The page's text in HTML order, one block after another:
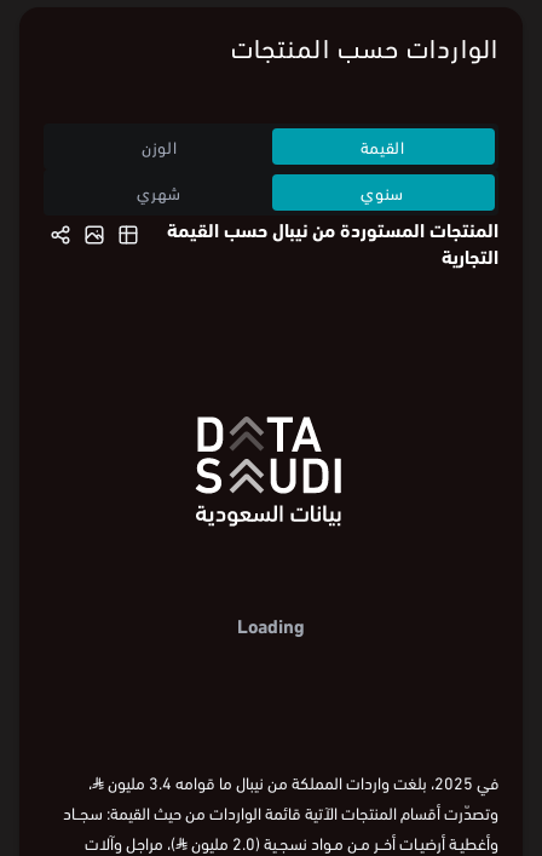
الواردات حسب المنتجات
القيمة
الوزن
سنوي
شهري
المنتجات المستوردة من نيبال حسب القيمة
التجارية
Loading
في 2025، بلغت واردات المملكة من نيبال ما قوامه 3.4 مليون ⃁،
وتصدّرت أقسام المنتجات الآتية قائمة الواردات من حيث القيمة: سجــاد
وأغطيـة أرضيـات أخــر مـن مـواد نسجـية (2.0 مليون
⃁)، مراجل وآلات